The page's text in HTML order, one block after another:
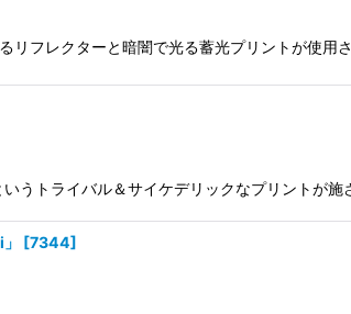
リフレクターと暗闇で光る蓄光プリントが使
うトライバル＆サイケデリックなプリントが
[7344]